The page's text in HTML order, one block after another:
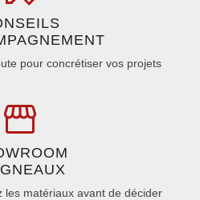
pour concrétiser vos projets
les matériaux avant de décider